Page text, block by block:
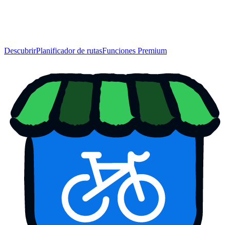
DescubrirPlanificador de rutasFunciones Premium